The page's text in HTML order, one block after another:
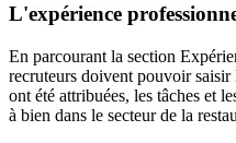
L'expérience
En parcourant la section
recruteurs doivent pouvoir
ont été attribuées, les tâches et
à bien dans le secteur de la